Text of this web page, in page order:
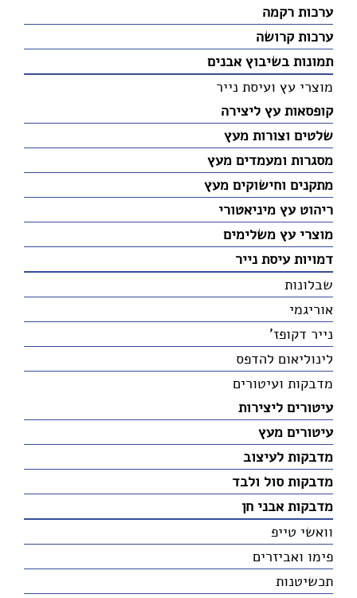
ערכות רקמה
ערכות קרושה
תמונות בשיבוץ אבנים
מוצרי עץ ועיסת נייר
קופסאות עץ ליצירה
שלטים וצורות מעץ
מסגרות ומעמדים מעץ
מתקנים וחישוקים מעץ
ריהוט עץ מיניאטורי
מוצרי עץ משלימים
דמויות עיסת נייר
שבלונות
אוריגמי
נייר דקופז'
לינוליאום להדפס
מדבקות ועיטורים
עיטורים ליצירות
עיטורים מעץ
מדבקות לעיצוב
מדבקות סול ולבד
מדבקות אבני חן
וואשי טייפ
פימו ואביזרים
תכשיטנות